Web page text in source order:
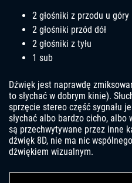
2 głośniki z przodu u góry
2 głośniki przód dół
2 głośniki z tyłu
1 sub
Dźwięk jest naprawdę
to słychać w dobrym kinie).
sprzęcie stereo część sygnału
słychać albo bardzo cicho,
są przechwytywane przez inne
dźwięk 8D, nie ma nic
dźwiękiem wizualnym.